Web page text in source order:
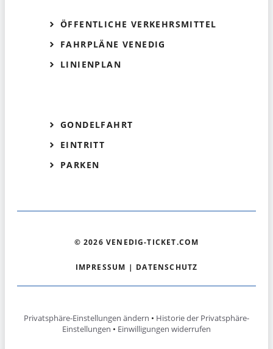
ÖFFENTLICHE VERKEHRSMITTEL
FAHRPLÄNE VENEDIG
LINIENPLAN
GONDELFAHRT
EINTRITT
PARKEN
© 2026 VENEDIG-TICKET.COM
IMPRESSUM | DATENSCHUTZ
Privatsphäre-Einstellungen ändern • Historie der Privatsphäre-
Einstellungen • Einwilligungen widerrufen